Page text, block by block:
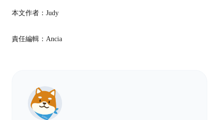
本文作者：Judy
責任編輯：Ancia